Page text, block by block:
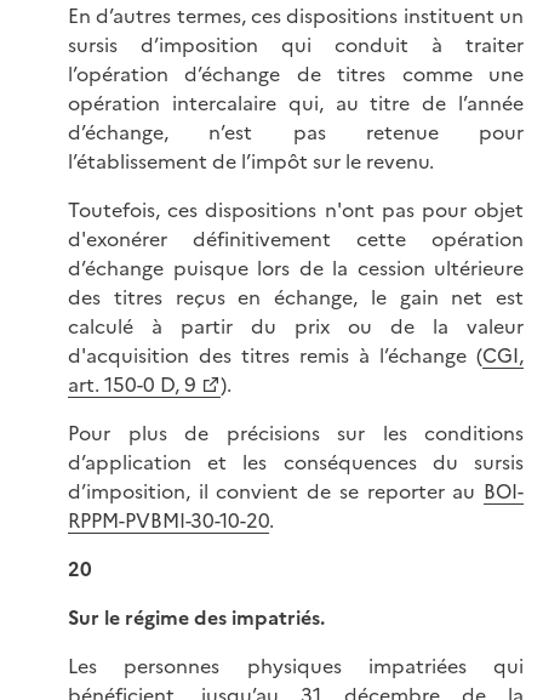
En d’autres termes, ces dispositions instituent un
sursis d’imposition qui conduit à traiter
l’opération d’échange de titres comme une
opération intercalaire qui, au titre de l’année
d’échange, n’est pas retenue pour
l’établissement de l’impôt sur le revenu.
Toutefois, ces dispositions n'ont pas pour objet
d'exonérer définitivement cette opération
d’échange puisque lors de la cession ultérieure
des titres reçus en échange, le gain net est
calculé à partir du prix ou de la valeur
d'acquisition des titres remis à l’échange (CGI,
art. 150-0 D, 9
).
Pour plus de précisions sur les conditions
d’application et les conséquences du sursis
d’imposition, il convient de se reporter au BOI-
RPPM-PVBMI-30-10-20.
20
Sur le régime des impatriés.
Les personnes physiques impatriées qui